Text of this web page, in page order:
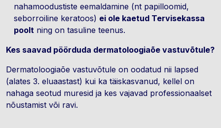
nahamoodustiste eemaldamine (nt papilloomid,
seborroiline keratoos) ei ole kaetud Tervisekassa
poolt ning on tasuline teenus.
Kes saavad pöörduda dermatoloogiaõe vastuvõtule?
Dermatoloogiaõe vastuvõtule on oodatud nii lapsed
(alates 3. eluaastast) kui ka täiskasvanud, kellel on
nahaga seotud muresid ja kes vajavad professionaalset
nõustamist või ravi.